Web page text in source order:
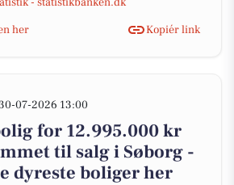
her
Kopiér link
07-2026 13:00
for 12.995.000 kr
til salg i Søborg -
dyreste boliger her